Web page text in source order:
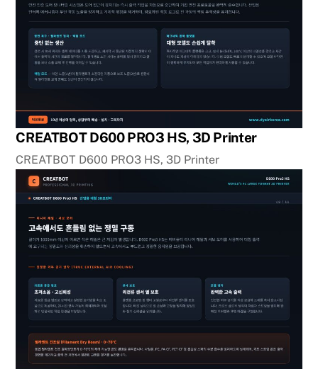
CREATBOT D600 PRO3 HS, 3D Printer
CREATBOT D600 PRO3 HS, 3D Printer